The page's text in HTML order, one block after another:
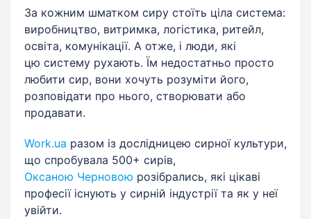
За кожним шматком сиру стоїть ціла система:
виробництво, витримка, логістика, ритейл,
освіта, комунікації. А отже, і люди, які
цю систему рухають. Їм недостатньо просто
любити сир, вони хочуть розуміти його,
розповідати про нього, створювати або
продавати.
Work.ua разом із дослідницею сирної культури,
що спробувала 500+ сирів,
Оксаною Черновою розібрались, які цікаві
професії існують у сирній індустрії та як у неї
увійти.